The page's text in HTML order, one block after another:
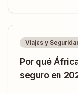
Viajes y
Por qué
seguro en